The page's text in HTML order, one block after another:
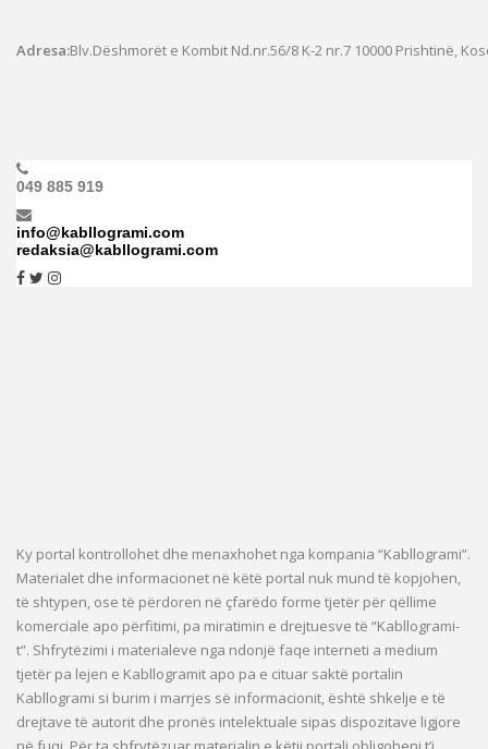
Adresa:Blv.Dëshmorët e Kombit Nd.nr.56/8 K-2 nr.7 10000 Prishtinë,
049 885 919
info@kabllogrami.com
redaksia@kabllogrami.com
Ky portal kontrollohet dhe menaxhohet nga kompania “Kabllogrami”.
Materialet dhe informacionet në këtë portal nuk mund të kopjohen,
të shtypen, ose të përdoren në çfarëdo forme tjetër për qëllime
komerciale apo përfitimi, pa miratimin e drejtuesve të “Kabllogrami-
t”. Shfrytëzimi i materialeve nga ndonjë faqe interneti a medium
tjetër pa lejen e Kabllogramit apo pa e cituar saktë portalin
Kabllogrami si burim i marrjes së informacionit, është shkelje e të
drejtave të autorit dhe pronës intelektuale sipas dispozitave ligjore